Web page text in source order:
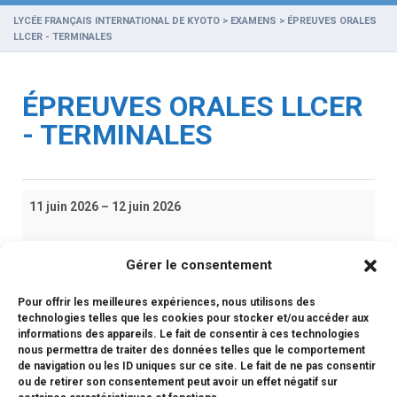
Gérer le consentement
Pour offrir les meilleures expériences, nous utilisons des
technologies telles que les cookies pour stocker et/ou accéder aux
informations des appareils. Le fait de consentir à ces technologies
nous permettra de traiter des données telles que le comportement
de navigation ou les ID uniques sur ce site. Le fait de ne pas consentir
ou de retirer son consentement peut avoir un effet négatif sur
LYCÉE FRANÇAIS INTERNATIONAL DE KYOTO > EXAMENS > ÉPREUVES ORALES
LLCER - TERMINALES
ÉPREUVES ORALES LLCER
- TERMINALES
Épreuves
11 juin 2026 – 12 juin 2026
Google
Voir le calendrier complet